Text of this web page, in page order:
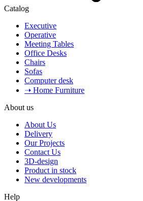
Catalog
Executive
Operative
Meeting Tables
Office Desks
Chairs
Sofas
Computer desk
➝ Home Furniture
About us
About Us
Delivery
Our Projects
Contact Us
3D-design
Product in stock
New developments
Help